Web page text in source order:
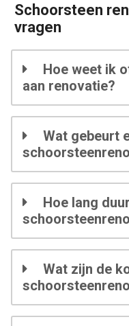
Schoorsteen
vragen
Hoe weet ik
aan renovatie?
Wat gebeurt
Hoe lang
Wat zijn de